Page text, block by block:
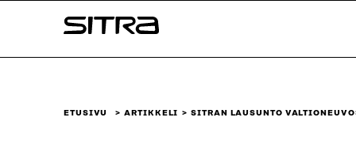
sisältöön
Sitra
ETUSIVU ARTIKKELI SITRAN LAUSUNTO